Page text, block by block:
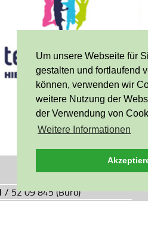
Um unsere Webseite für
gestalten und fortlaufend
können, verwenden wir
weitere Nutzung der
der Verwendung von
Weitere Informationen
/ 52 09 845 (Büro)